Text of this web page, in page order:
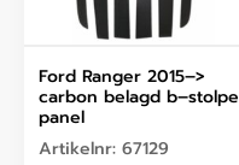
Ford Ranger 2015–>
carbon belagd b–stolpe
panel
Artikelnr: 67129